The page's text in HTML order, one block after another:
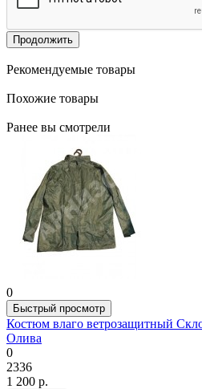
Продолжить
Рекомендуемые товары
Похожие товары
Ранее вы смотрели
0
Быстрый просмотр
Костюм влаго ветрозащитный
Олива
0
2336
1 200 р.